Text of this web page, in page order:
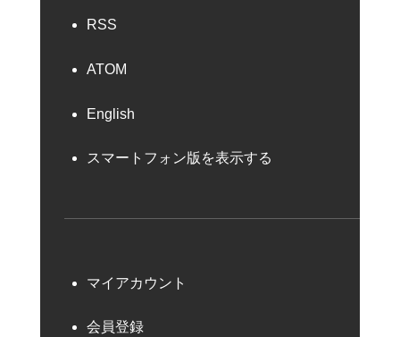
RSS
ATOM
English
スマートフォン版を表示する
マイアカウント
会員登録